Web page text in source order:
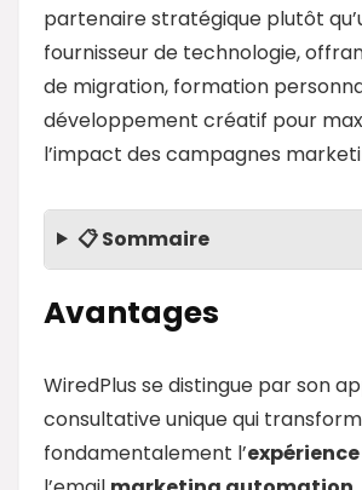
partenaire stratégique plutôt
fournisseur de technologie,
de migration, formation
développement créatif pour
l’impact des campagnes
📋 Sommaire
Avantages
WiredPlus se distingue par son
consultative unique qui
fondamentalement l’